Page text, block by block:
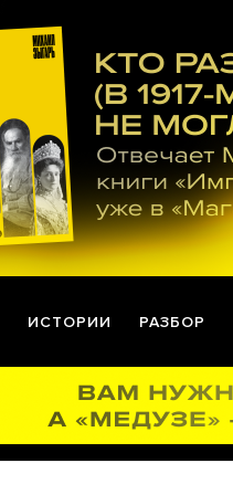
ИСТОРИИ РАЗБОР